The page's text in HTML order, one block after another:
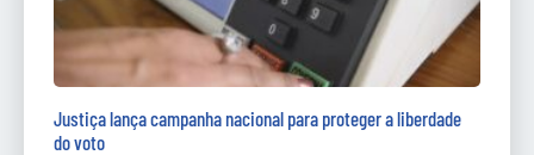
Justiça lança campanha nacional para proteger a liberdade
do voto